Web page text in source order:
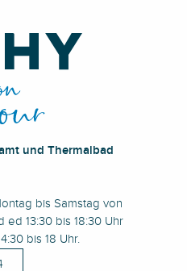
und Thermalbad
bis Samstag von
ed 13:30 bis 18:30 Uhr
bis 18 Uhr.